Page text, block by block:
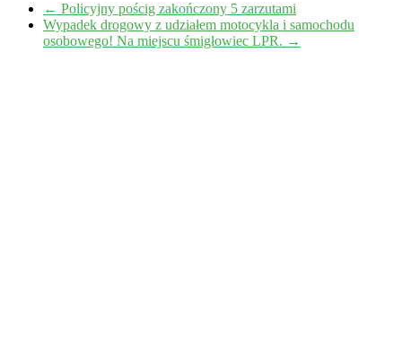
← Policyjny pościg zakończony 5 zarzutami
Wypadek drogowy z udziałem motocykla i samochodu
osobowego! Na miejscu śmigłowiec LPR. →